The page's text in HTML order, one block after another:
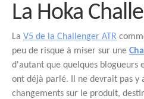
La Hoka
La V5 de la Challenger ATR
peu de risque à miser sur une
d'autant que quelques blogueurs
ont déjà parlé. Il ne devrait pas y
changements sur le produit,